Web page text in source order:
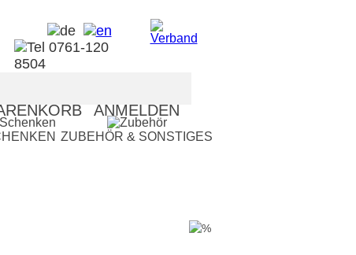
ANMELDEN
ZUBEHÖR & SONSTIGES